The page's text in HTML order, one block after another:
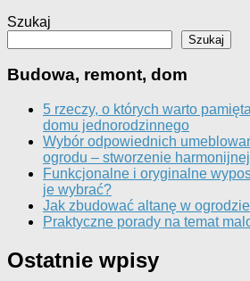
Szukaj
Szukaj
Budowa, remont, dom
5 rzeczy, o których warto
domu jednorodzinnego
Wybór odpowiednich
ogrodu – stworzenie
Funkcjonalne i oryginalne
je wybrać?
Jak zbudować altanę w
Praktyczne porady na temat
Ostatnie wpisy